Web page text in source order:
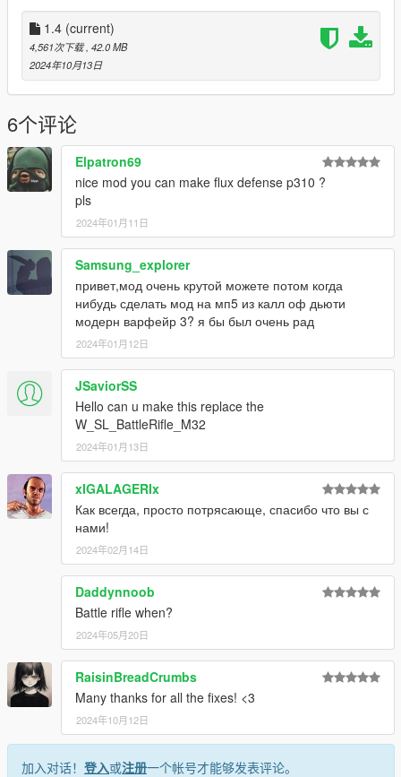
Known Bugs:
- Iron sights are a bit off.
- Iron sights get in the way when using optics.
Installation:
Add all files in
GTAV/mods/update/x64/dlcpacks/patchday8ng/dlc.rpf/models/c
dimages/weapons.rpf
This mod replaces Special Carbine
ApeXMax - Enhancements and Porting it to GTA5 along with
Screenshots and Renders
Danger Close Games - Original G3 models and textures.
1.4 (current)
4,561次下载 , 42.0 MB
2024年10月13日
6个评论
Elpatron69
nice mod you can make flux defense p310 ?
pls
2024年01月11日
Samsung_explorer
привет,мод очень крутой можете потом когда
нибудь сделать мод на мп5 из калл оф дьюти
модерн варфейр 3? я бы был очень рад
2024年01月12日
JSaviorSS
Hello can u make this replace the
W_SL_BattleRifle_M32
2024年01月13日
xIGALAGERIx
Как всегда, просто потрясающе, спасибо что вы с
нами!
2024年02月14日
Daddynnoob
Battle rifle when?
2024年05月20日
RaisinBreadCrumbs
Many thanks for all the fixes! <3
2024年10月12日
加入对话！ 登入或注册一个帐号才能够发表评论。